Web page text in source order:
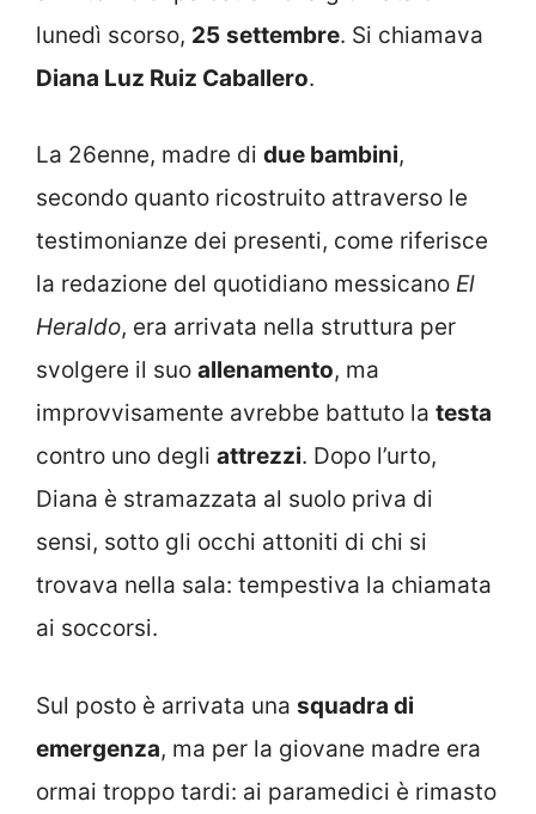
lunedì scorso, 25 settembre. Si chiamava
Diana Luz Ruiz Caballero.
La 26enne, madre di due bambini,
secondo quanto ricostruito attraverso le
testimonianze dei presenti, come riferisce
la redazione del quotidiano messicano El
Heraldo, era arrivata nella struttura per
svolgere il suo allenamento, ma
improvvisamente avrebbe battuto la testa
contro uno degli attrezzi. Dopo l’urto,
Diana è stramazzata al suolo priva di
sensi, sotto gli occhi attoniti di chi si
trovava nella sala: tempestiva la chiamata
ai soccorsi.
Sul posto è arrivata una squadra di
emergenza, ma per la giovane madre era
ormai troppo tardi: ai paramedici è rimasto